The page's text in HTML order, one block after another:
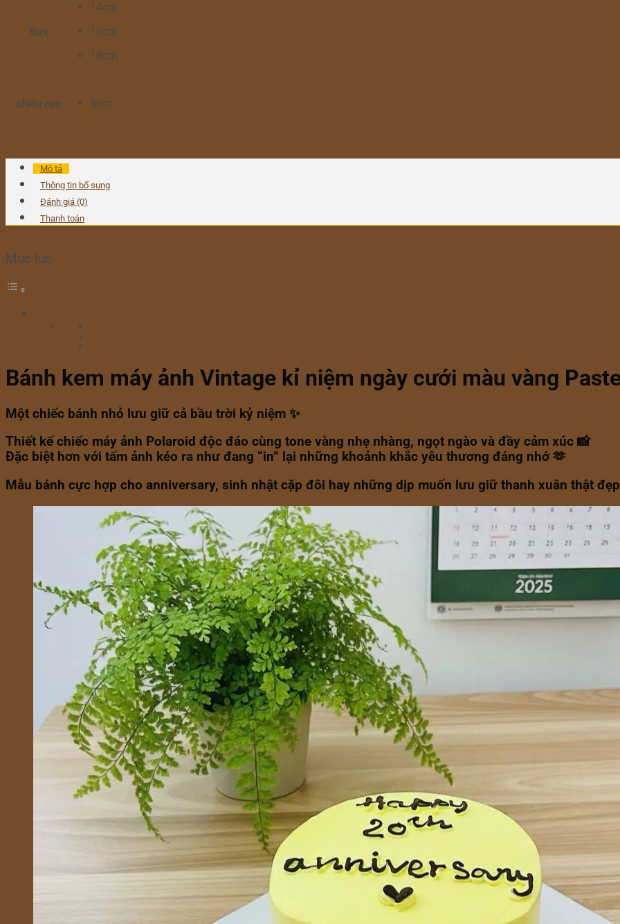
Size
14cm
16cm
18cm
chiều cao 8cm
Mô tả
Thông tin bổ sung
Đánh giá (0)
Thanh toán
Mục lục
Bánh kem máy ảnh Vintage kỉ niệm ngày cưới màu vàng
Một chiếc bánh nhỏ lưu giữ cả bầu trời kỷ niệm ✨
Thiết kế chiếc máy ảnh Polaroid độc đáo cùng tone vàng nhẹ nhàng, ngọt ngào và đầy cảm xúc 📸
Đặc biệt hơn với tấm ảnh kéo ra như đang “in” lại những khoảnh khắc yêu thương đáng nhớ 🫶
Mẫu bánh cực hợp cho anniversary, sinh nhật cặp đôi hay những dịp muốn lưu giữ thanh xuân thật